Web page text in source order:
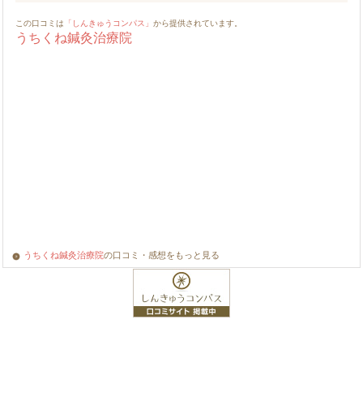
うちくね鍼灸治療院の口コミ・感想をもっと見る